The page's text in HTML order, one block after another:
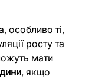
особливо ті,
росту та
мати
, якщо